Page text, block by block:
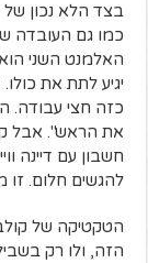
בצד הלא נכון של
האלמנט השני
כזה חצי עבודה.
את הראש". אבל
חשבון עם דיינה
להגשים חלום. זו
הטקטיקה של
הזה, ולו רק